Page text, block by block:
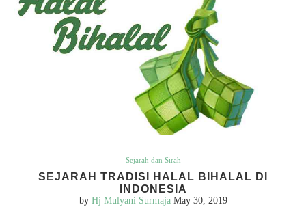
Sejarah dan Sirah
SEJARAH TRADISI HALAL BIHALAL DI
INDONESIA
by Hj Mulyani Surmaja May 30, 2019